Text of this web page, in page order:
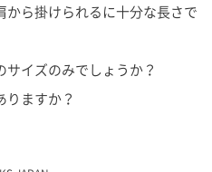
ら掛けられるに十分な長さで
サイズのみでしょうか？
ますか？